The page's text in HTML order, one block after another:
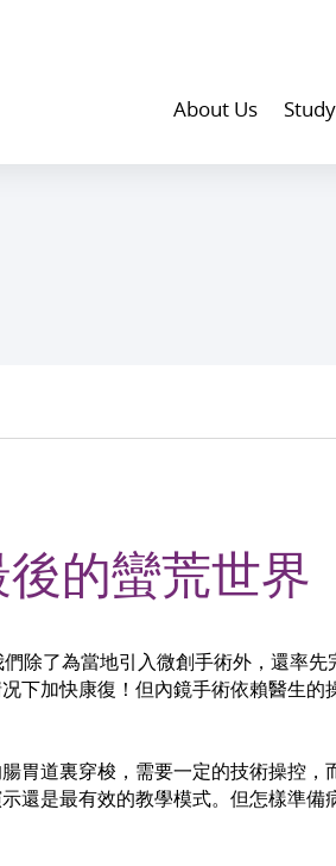
About Us Study
的蠻荒世界
除了為當地引入微創手術外，還率
下加快康復！但內鏡手術依賴醫生
胃道裏穿梭，需要一定的技術操控
還是最有效的教學模式。但怎樣準